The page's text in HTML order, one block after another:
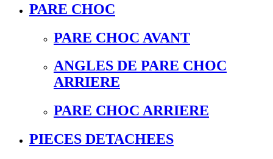
PARE CHOC
PARE CHOC AVANT
ANGLES DE PARE CHOC
ARRIERE
PARE CHOC ARRIERE
PIECES DETACHEES